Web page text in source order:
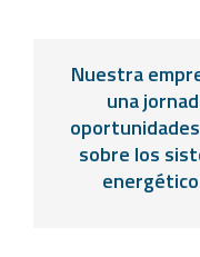
Nuestra
una
sobre los